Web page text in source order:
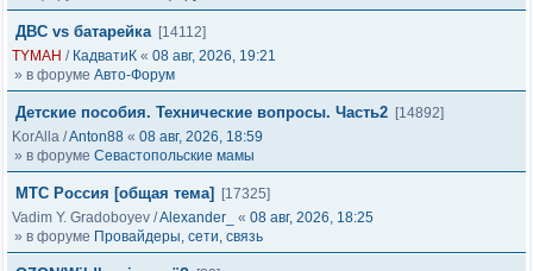
ДВС vs батарейка [14112]
TYMAH / КадватиК « 08 авг, 2026, 19:21
» в форуме Авто-Форум
Детские пособия. Технические вопросы. Часть2 [14892]
KorAlla /Anton88 « 08 авг, 2026, 18:59
» в форуме Севастопольские мамы
МТС Россия [общая тема]
[17325]
Vadim Y. Gradoboyev /Alexander_ « 08 авг, 2026, 18:25
» в форуме Провайдеры, сети, связь